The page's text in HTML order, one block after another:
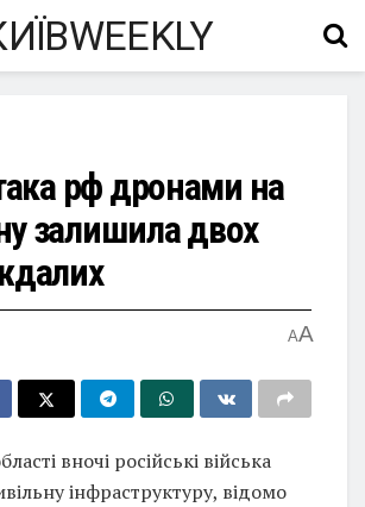
рф дронами на
залишила двох
AA
вночі російські війська
інфраструктуру, відомо